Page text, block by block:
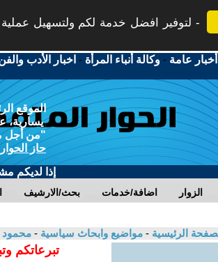
لتوفير افضل خدمة لكم ولتسهيل
أخبار عامة -وكالة أنباء المرأة - اخبار الأدب
الموقع
يسارية،
"من أجل
حاز
إذا لديكم
بحث/الارشيف اضافة/خدمات الزوار
الرئيسية - مواضيع وابحاث سياسية - محمود
تبرعاتكم